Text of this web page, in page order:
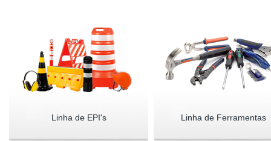
Linha de EPI's Linha de Ferramentas